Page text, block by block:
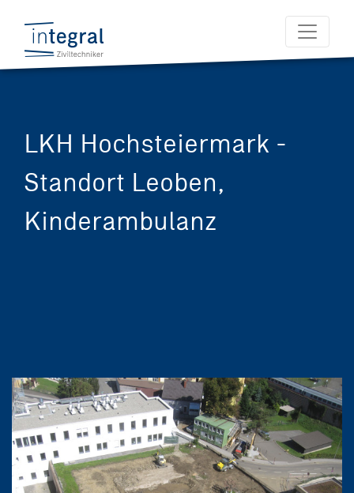
LKH Hochsteiermark -
Standort Leoben,
Kinderambulanz